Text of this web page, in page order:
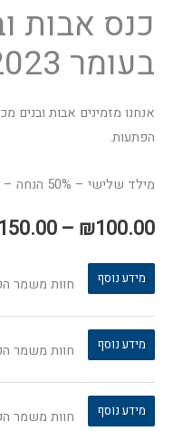
כנס אבות
בעומר 2023
אנחנו מזמינים אבות ובנים
הפתעות.
מילד שלישי – 50% הנחה – 70 ש"ח ו 50 ש"ח אוטובוס
₪100.00
–
150.00
מידע נוסף חוות משמר
מידע נוסף חוות משמר
מידע נוסף חוות משמר